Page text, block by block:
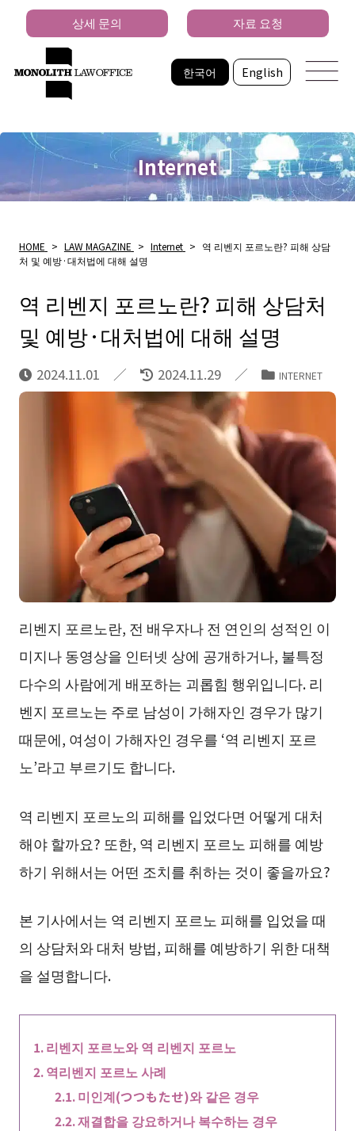
한국어 English
상세 문의 자료 요청
Internet
HOME > LAW MAGAZINE > Internet > 역 리벤지 포르노란? 피해 상담
처 및 예방·대처법에 대해 설명
역 리벤지 포르노란? 피해 상담처
및 예방·대처법에 대해 설명
2024.11.01 2024.11.29 INTERNET
리벤지 포르노란, 전 배우자나 전 연인의 성적인 이
미지나 동영상을 인터넷 상에 공개하거나, 불특정
다수의 사람에게 배포하는 괴롭힘 행위입니다. 리
벤지 포르노는 주로 남성이 가해자인 경우가 많기
때문에, 여성이 가해자인 경우를 ‘역 리벤지 포르
노’라고 부르기도 합니다.
역 리벤지 포르노의 피해를 입었다면 어떻게 대처
해야 할까요? 또한, 역 리벤지 포르노 피해를 예방
하기 위해서는 어떤 조치를 취하는 것이 좋을까요?
본 기사에서는 역 리벤지 포르노 피해를 입었을 때
의 상담처와 대처 방법, 피해를 예방하기 위한 대책
을 설명합니다.
리벤지 포르노와 역 리벤지 포르노
역리벤지 포르노 사례
미인계(つつもたせ)와 같은 경우
재결합을 강요하거나 복수하는 경우